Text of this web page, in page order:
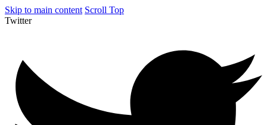
Skip to main content Scroll Top
Twitter